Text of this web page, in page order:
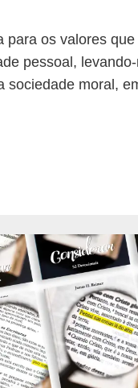
para os valores
pessoal,
sociedade moral,